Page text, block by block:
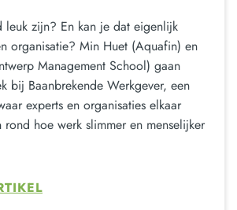
leuk zijn? En kan je dat eigenlijk
organisatie? Min Huet (Aquafin) en
Management School) gaan
bij Baanbrekende Werkgever, een
experts en organisaties elkaar
rond hoe werk slimmer en menselijker